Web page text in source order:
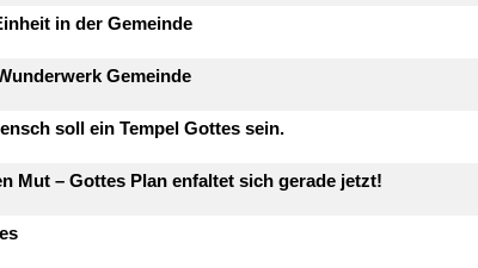
in der Gemeinde
Gemeinde
soll ein Tempel Gottes sein.
Mut – Gottes Plan enfaltet sich gerade jetzt!